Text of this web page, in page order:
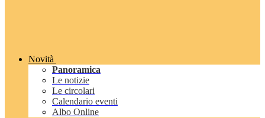
Novità
Panoramica
Le notizie
Le circolari
Calendario eventi
Albo Online